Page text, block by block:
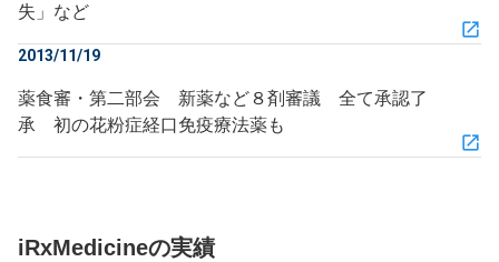
失」など
2013/11/19
薬食審・第二部会 新薬など８剤審議 全て承認了
承 初の花粉症経口免疫療法薬も
iRxMedicineの実績